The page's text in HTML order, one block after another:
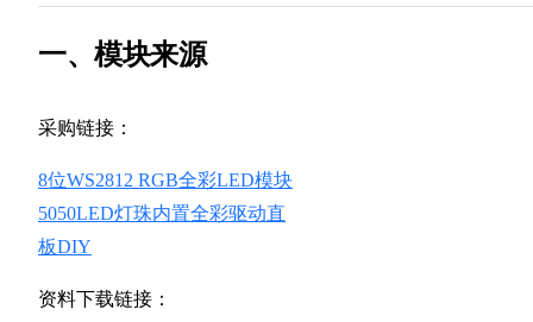
一、模块来源
采购链接：
8位WS2812 RGB全彩LED模块
5050LED灯珠内置全彩驱动直
板DIY
资料下载链接：